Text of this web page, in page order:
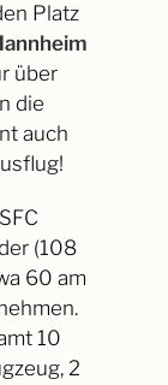
Platz
über
die
auch
(108
60 am
10
2